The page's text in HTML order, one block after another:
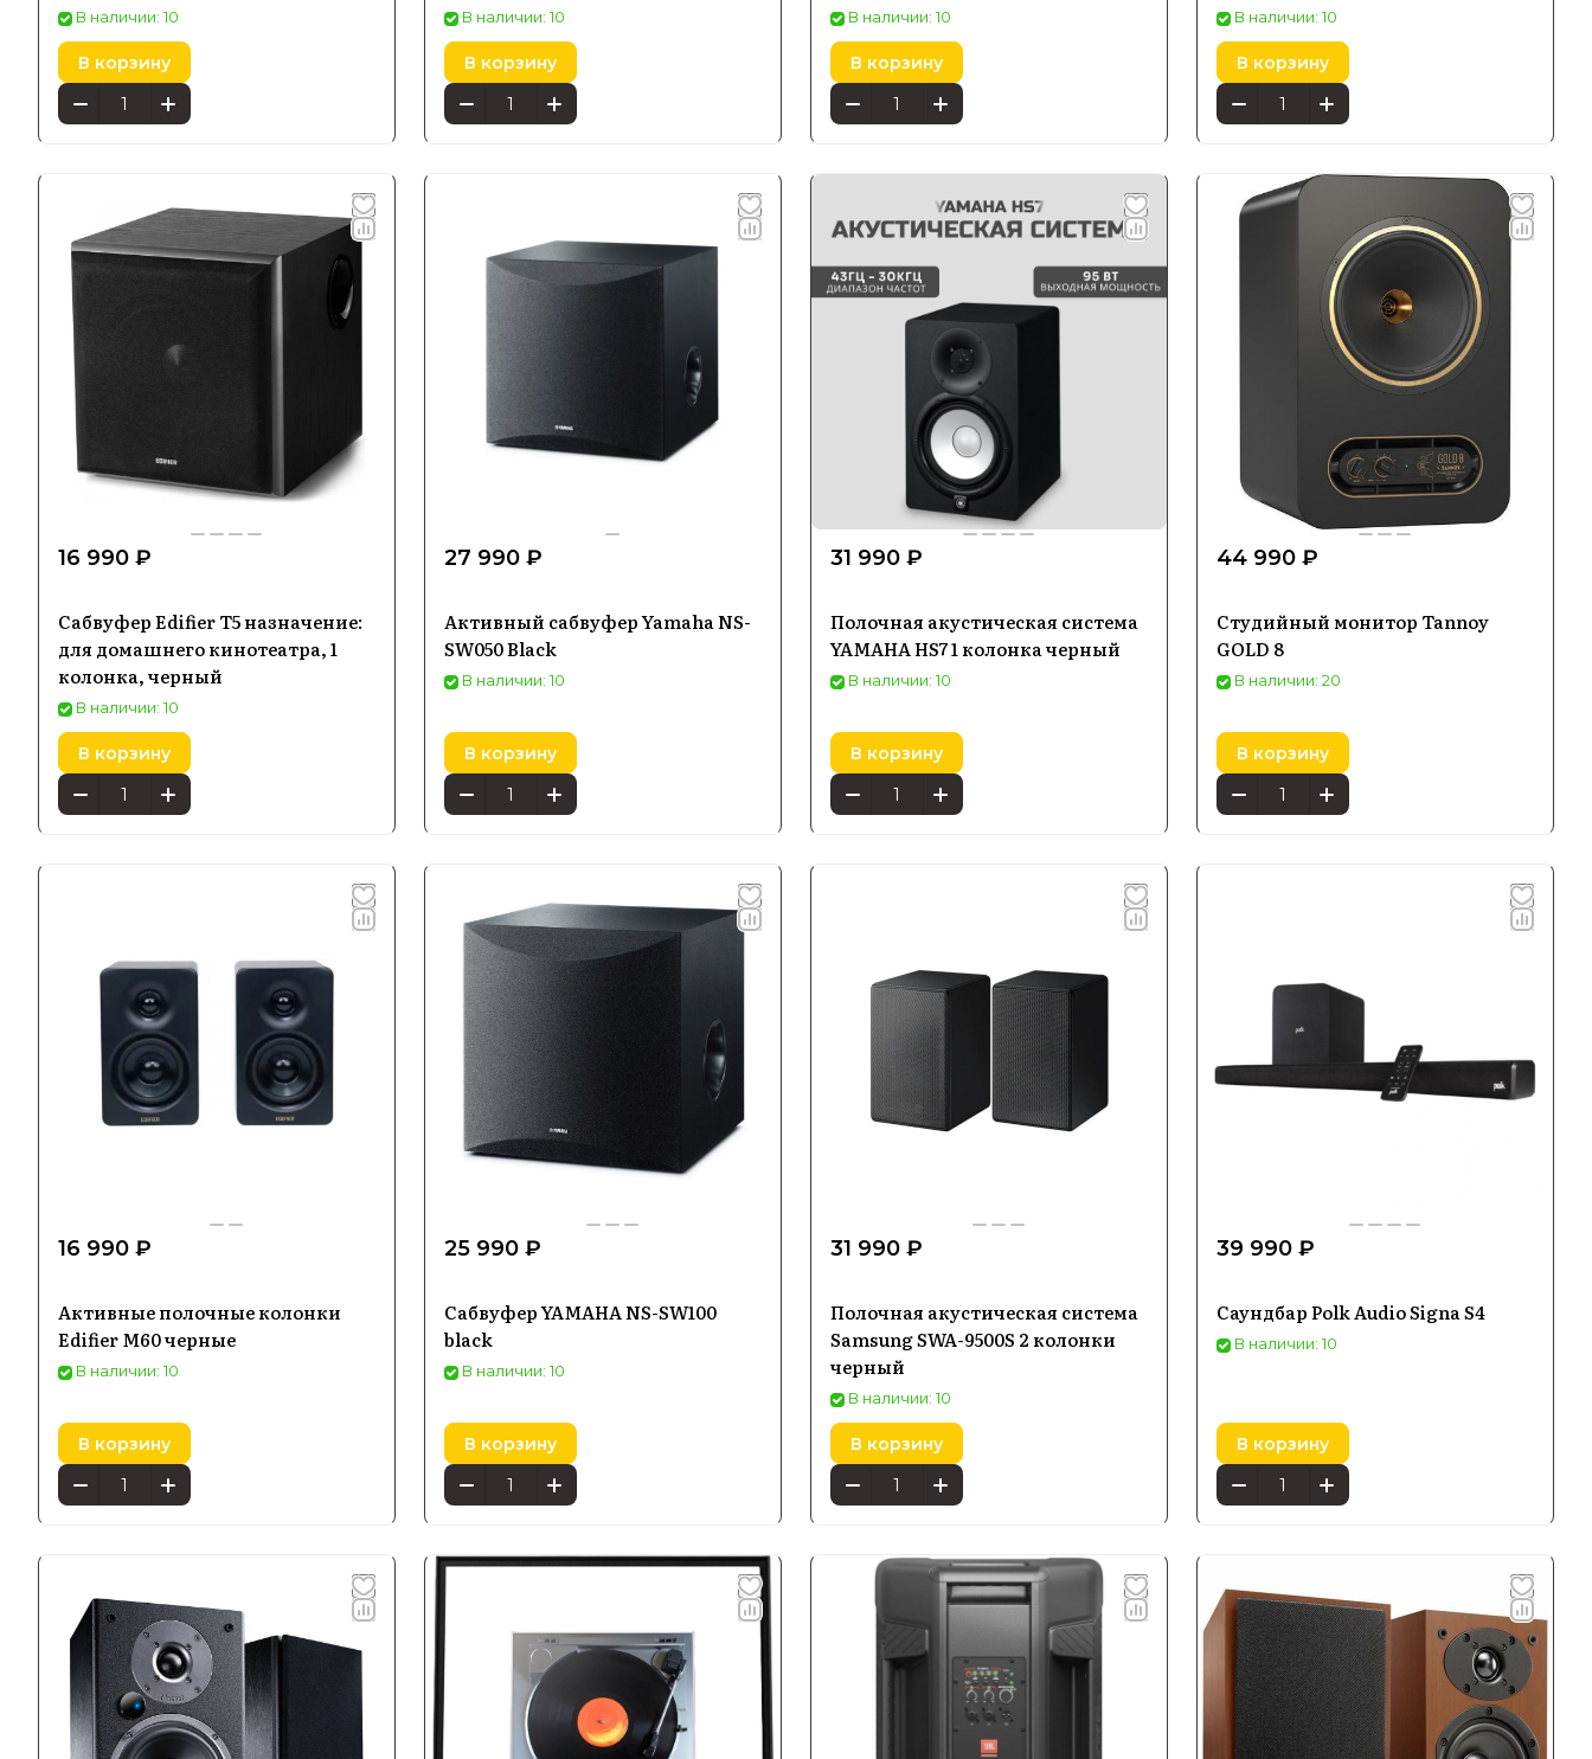
В наличии: 10
В корзину
В наличии: 10
В корзину
В наличии: 10
В корзину
В наличии: 10
В корзину
16 990 ₽
Сабвуфер Edifier T5 назначение:
для домашнего кинотеатра, 1
колонка, черный
В наличии: 10
В корзину
27 990 ₽
Активный сабвуфер Yamaha NS-
SW050 Black
В наличии: 10
В корзину
31 990 ₽
Полочная акустическая система
YAMAHA HS7 1 колонка черный
В наличии: 10
В корзину
44 990 ₽
Студийный монитор Tannoy
GOLD 8
В наличии: 20
В корзину
16 990 ₽
Активные полочные колонки
Edifier M60 черные
В наличии: 10
В корзину
25 990 ₽
Сабвуфер YAMAHA NS-SW100
black
В наличии: 10
В корзину
31 990 ₽
Полочная акустическая система
Samsung SWA-9500S 2 колонки
черный
В наличии: 10
В корзину
39 990 ₽
Саундбар Polk Audio Signa S4
В наличии: 10
В корзину